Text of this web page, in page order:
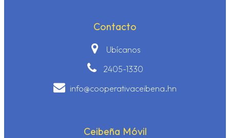
Contacto
Ubícanos
2405-1330
info@cooperativaceibena.hn
Ceibeña Móvil